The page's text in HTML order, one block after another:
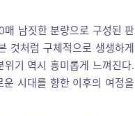
남짓한 분량으로 구성된 판
것처럼 구체적으로 생생하게
기 역시 흥미롭게 느껴진다.
시대를 향한 이후의 여정을